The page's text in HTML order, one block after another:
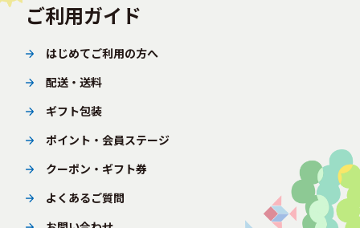
ご利用ガイド
はじめてご利用の方へ
配送・送料
ギフト包装
ポイント・会員ステージ
クーポン・ギフト券
よくあるご質問